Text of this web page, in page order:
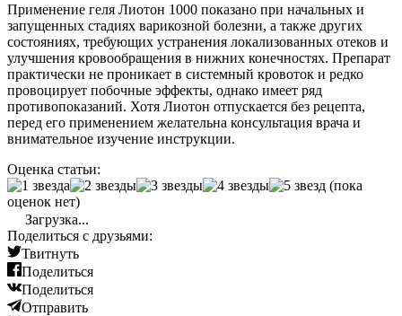
Применение геля Лиотон 1000 показано при начальных и
запущенных стадиях варикозной болезни, а также других
состояниях, требующих устранения локализованных отеков и
улучшения кровообращения в нижних конечностях. Препарат
практически не проникает в системный кровоток и редко
провоцирует побочные эффекты, однако имеет ряд
противопоказаний. Хотя Лиотон отпускается без рецепта,
перед его применением желательна консультация врача и
внимательное изучение инструкции.
Оценка статьи:
(пока
оценок нет)
Загрузка...
Поделиться с друзьями:
Твитнуть
Поделиться
Поделиться
Отправить